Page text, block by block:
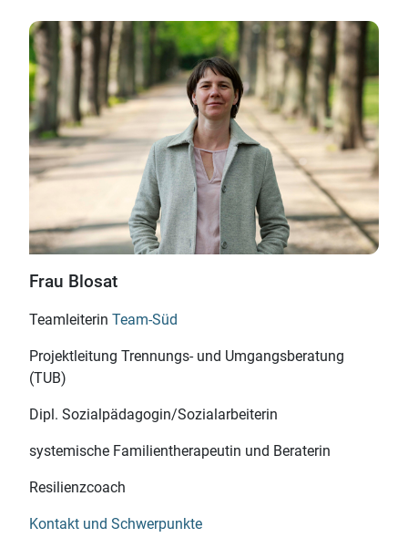
Frau Blosat
Teamleiterin Team-Süd
Projektleitung Trennungs- und Umgangsberatung
(TUB)
Dipl. Sozialpädagogin/Sozialarbeiterin
systemische Familien­therapeutin und Beraterin
Resilienzcoach
Kontakt und Schwerpunkte